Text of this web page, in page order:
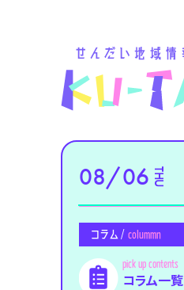
08/06 THU
コラム / colummn
コラム一覧